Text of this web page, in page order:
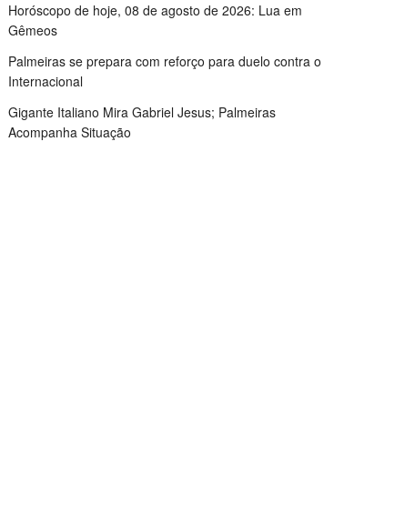
Horóscopo de hoje, 08 de agosto de 2026: Lua em
Gêmeos
Palmeiras se prepara com reforço para duelo contra o
Internacional
Gigante Italiano Mira Gabriel Jesus; Palmeiras
Acompanha Situação